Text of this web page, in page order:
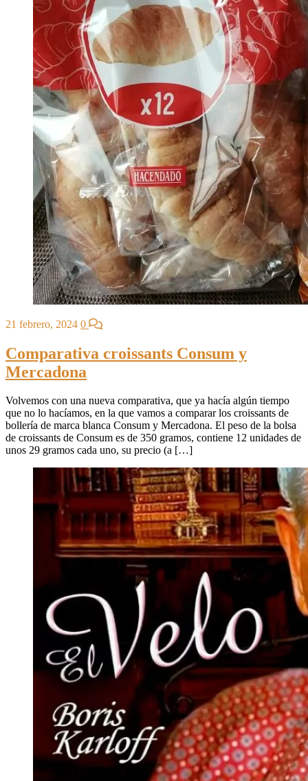
21 febrero, 2024 0
Comparativa croissants Consum y
Mercadona
Volvemos con una nueva comparativa, que ya hacía algún tiempo
que no lo hacíamos, en la que vamos a comparar los croissants de
bollería de marca blanca Consum y Mercadona. El peso de la bolsa
de croissants de Consum es de 350 gramos, contiene 12 unidades de
unos 29 gramos cada uno, su precio (a […]